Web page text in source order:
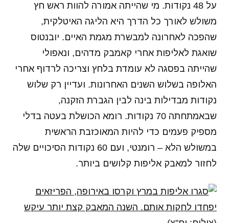
על 48 נקודות. מי שהייתה אמורה להוות ראש חץ
משולש לאורך כל הדרך היא הליגה האיטלקית,
שהפכה לאחרונה למבשרת מגמת האיים. יובנטוס
שואגת לאליפות אחרי קאמבק מדהים, ונאפולי
שהייתה בפסגה לא עומדת בלחץ וצריכה לרדוף אחרי
האלופה בשלוש השנים האחרונות. ועדיין רק שלוש
נקודות מבדילות בינה לבין הגברת הזקנה,
שבאמתחתה 70 נקודות. רומא הכושלת בעטה בדלי
מספיק פעמים כדי להיות המאוכזבת הראשית
במשולש הלא – רומנטי, ועם 60 נקודות הסיכויים שלה
לחזור למאבק אליפות קלושים ביותר.